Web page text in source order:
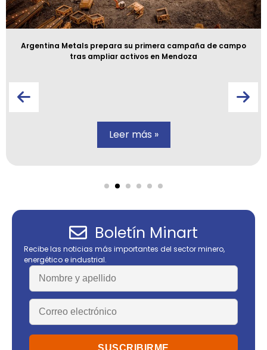
Argentina Metals prepara su primera campaña de campo
tras ampliar activos en Mendoza
Leer más »
Boletín Minart
Recibe las noticias más importantes del sector minero,
energético e industrial.